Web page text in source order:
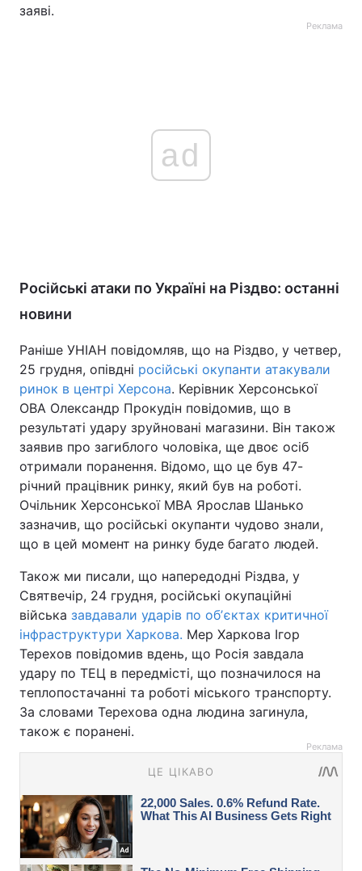
заяві.
Реклама
ad
Російські атаки по Україні на Різдво: останні
новини
Раніше УНІАН повідомляв, що на Різдво, у четвер,
25 грудня, опівдні російські окупанти атакували
ринок в центрі Херсона. Керівник Херсонської
ОВА Олександр Прокудін повідомив, що в
результаті удару зруйновані магазини. Він також
заявив про загиблого чоловіка, ще двоє осіб
отримали поранення. Відомо, що це був 47-
річний працівник ринку, який був на роботі.
Очільник Херсонської МВА Ярослав Шанько
зазначив, що російські окупанти чудово знали,
що в цей момент на ринку буде багато людей.
Також ми писали, що напередодні Різдва, у
Святвечір, 24 грудня, російські окупаційні
війська завдавали ударів по обʼєктах критичної
інфраструктури Харкова. Мер Харкова Ігор
Терехов повідомив вдень, що Росія завдала
удару по ТЕЦ в передмісті, що позначилося на
теплопостачанні та роботі міського транспорту.
За словами Терехова одна людина загинула,
також є поранені.
Реклама